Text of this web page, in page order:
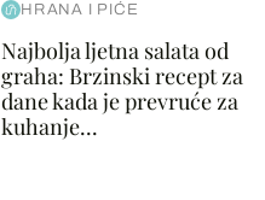
HRANA I PIĆE
Najbolja ljetna salata od
graha: Brzinski recept za
dane kada je prevruće za
kuhanje...